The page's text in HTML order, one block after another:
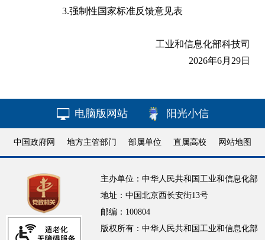
3.强制性国家标准反馈意见表
工业和信息化部科技司
2026年6月29日
电脑版网站 阳光小信
中国政府网 地方主管部门 部属单位 直属高校 网站地图
主办单位：中华人民共和国工业和信息化部
地址：中国北京西长安街13号
邮编：100804
版权所有：中华人民共和国工业和信息化部